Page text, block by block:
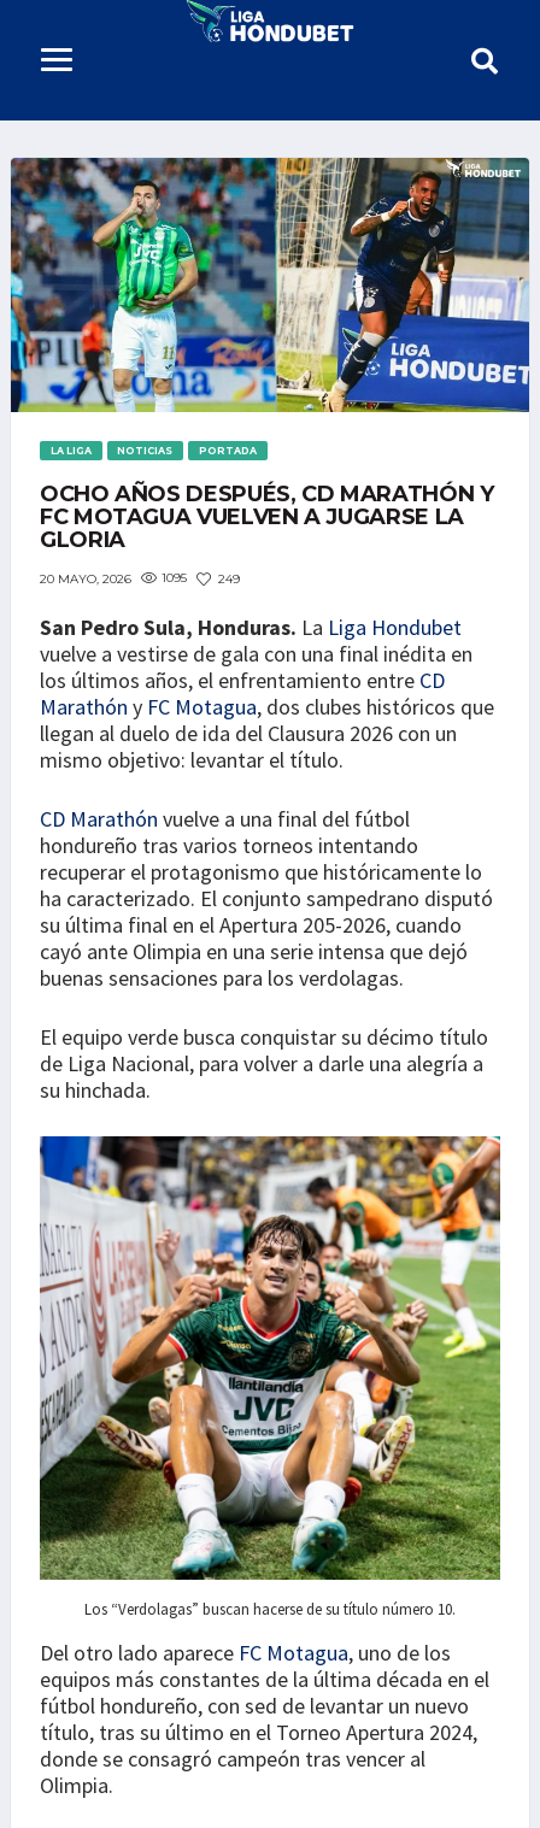
LA LIGA NOTICIAS PORTADA
OCHO AÑOS DESPUÉS, CD MARATHÓN Y
FC MOTAGUA VUELVEN A JUGARSE LA
GLORIA
20 MAYO, 2026 1095 249
San Pedro Sula, Honduras. La Liga Hondubet
vuelve a vestirse de gala con una final inédita en
los últimos años, el enfrentamiento entre CD
Marathón y FC Motagua, dos clubes históricos que
llegan al duelo de ida del Clausura 2026 con un
mismo objetivo: levantar el título.
CD Marathón vuelve a una final del fútbol
hondureño tras varios torneos intentando
recuperar el protagonismo que históricamente lo
ha caracterizado. El conjunto sampedrano disputó
su última final en el Apertura 205-2026, cuando
cayó ante Olimpia en una serie intensa que dejó
buenas sensaciones para los verdolagas.
El equipo verde busca conquistar su décimo título
de Liga Nacional, para volver a darle una alegría a
su hinchada.
Los “Verdolagas” buscan hacerse de su título número 10.
Del otro lado aparece FC Motagua, uno de los
equipos más constantes de la última década en el
fútbol hondureño, con sed de levantar un nuevo
título, tras su último en el Torneo Apertura 2024,
donde se consagró campeón tras vencer al
Olimpia.